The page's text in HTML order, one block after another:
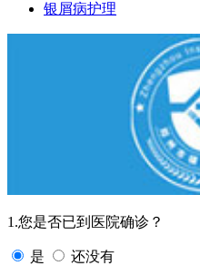
银屑病护理
1.您是否已到医院确诊？
是 还没有